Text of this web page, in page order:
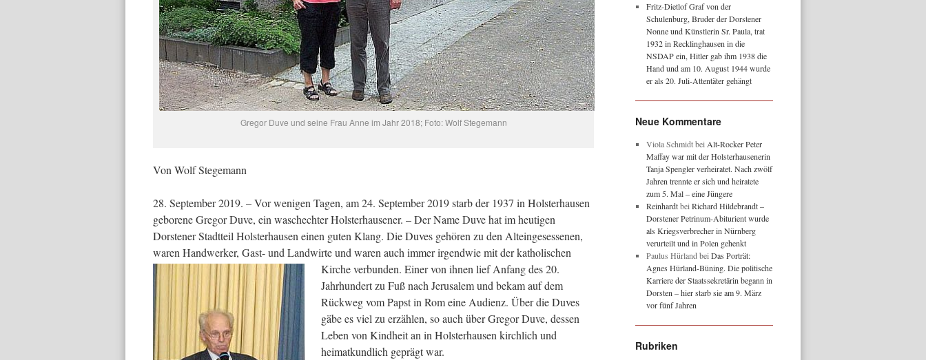
Gregor Duve und seine Frau Anne im Jahr 2018; Foto: Wolf Stegemann
Von Wolf Stegemann
28. September 2019. – Vor wenigen Tagen, am 24. September 2019 starb der 1937 in Holsterhausen
geborene Gregor Duve, ein waschechter Holsterhausener. – Der Name Duve hat im heutigen
Dorstener Stadtteil Holsterhausen einen guten Klang. Die Duves gehören zu den Alteingesessenen,
waren Handwerker, Gast- und Landwirte und waren auch immerirgendwie mit der katholischen
Kirche verbunden. Einer von ihnen lief Anfang des 20.
Jahrhundert zu Fuß nach Jerusalem und bekam auf dem
Rückweg vom Papst in Rom eine Audienz. Über die Duves
gäbe es viel zu erzählen, so auch über Gregor Duve, dessen
Leben von Kindheit an in Holsterhausen kirchlich und
heimatkundlich geprägt war.
Fritz-Dietlof Graf von der
Schulenburg, Bruder der Dorstener
Nonne und Künstlerin Sr. Paula, trat
1932 in Recklinghausen in die
NSDAP ein, Hitler gab ihm 1938 die
Hand und am 10. August 1944 wurde
er als 20. Juli-Attentäter gehängt
Neue Kommentare
Viola Schmidtbei Alt-Rocker Peter
Maffay war mit der Holsterhausenerin
Tanja Spengler verheiratet. Nach zwölf
Jahren trennte er sich und heiratete
zum 5. Mal – eine Jüngere
Reinhardtbei Richard Hildebrandt –
Dorstener Petrinum-Abiturient wurde
als Kriegsverbrecher in Nürnberg
verurteilt und in Polen gehenkt
Paulus Hürland bei Das Porträt:
Agnes Hürland-Büning. Die politische
Karriere der Staatssekretärin begann in
Dorsten – hier starb sie am 9. März
vor fünf Jahren
Rubriken